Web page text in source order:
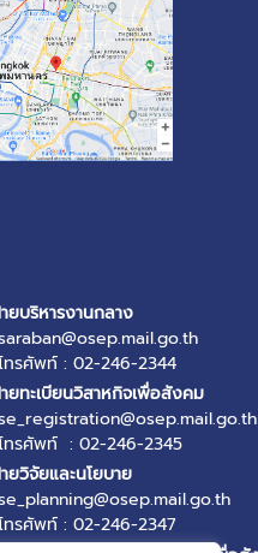
ยบริหารงานกลาง
ทรศัพท์ : 02-246-2344
ยทะเบียนวิสาหกิจเพื่อสังคม
ทรศัพท์ : 02-246-2345
ยวิจัยและนโยบาย
ทรศัพท์ : 02-246-2347